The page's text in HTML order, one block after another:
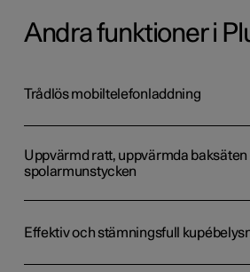
Andra funktioner i
Trådlös mobiltelefonladdning
Uppvärmd ratt, uppvärmda baksäten
spolarmunstycken
Effektiv och stämningsfull